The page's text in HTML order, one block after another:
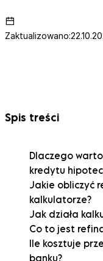
Zaktualizowano:
Spis treści
Dlaczego
kredytu
Jakie obliczyć
kalkulatorze?
Jak działa
Co to jest
Ile kosztuje
banku?